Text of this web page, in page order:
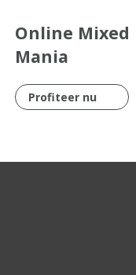
Online Mixed
Mania
Profiteer nu